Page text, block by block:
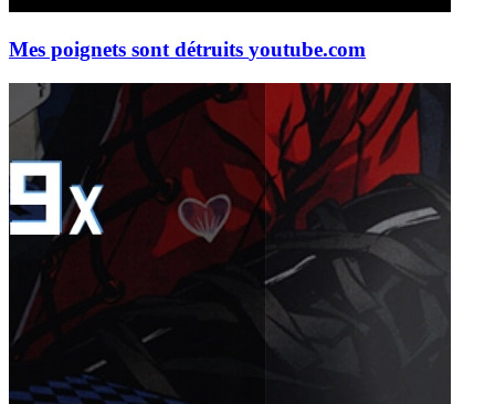
Mes poignets sont détruits youtube.com